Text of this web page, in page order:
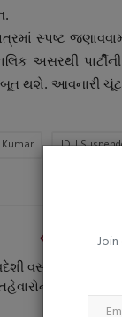
સ્પષ્ટ
અસરથી
થશે. આવનારી
JDU
PREVIOUS
વસ્તુઓનું વેચાણ
રોનક વધી :